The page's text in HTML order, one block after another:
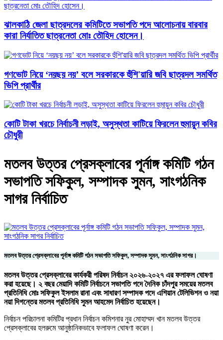
ঝালকাঠি জেলা ছাত্রদলের কমিটিতে সভাপতি পদে আলোচনায় বারবার
কারা নির্যাতিত ছাত্রনেতা মোঃ তৌহিদ হোসেন।
গণভোট নিয়ে ‘নয়ছয় নয়’ বলে সরকারকে হুঁশি'য়ারি জবি ছাত্রদল সমর্থিত
ভিপি প্রার্থীর
কোটি টাকা খরচে নির্বাচনী লড়াই, অসুস্থতা কাটিয়ে ফিরলেন হুমায়ুন কবির
চৌধুরী
মতলব উত্তর প্রেসক্লাবের পূর্নাঙ্গ কমিটি গঠন
সভাপতি সফিকুল, সম্পাদক সুমন, সাংগঠনিক
সাগর নির্বাচিত
মতলব উত্তর প্রেসক্লাবের পূর্নাঙ্গ কমিটি গঠন সভাপতি সফিকুল, সম্পাদক সুমন, সাংগঠনিক সাগর।
মতলব উত্তর প্রেসক্লাবের কার্যকরী পরিষদ নির্বাচন ২০২৬-২০২৭ এর ফলাফল ঘোষণা
করা হয়েছে। ২ বছর মেয়াদি কমিটি নির্বাচনে সভাপতি পদে দৈনিক চাঁদপুর সময়ের মতলব
প্রতিনিধি মোঃ সফিকুল ইসলাম রানা এবং সাধারণ সম্পাদক পদেএশিয়ান টেলিভিশন ও নয়া
নয়া দিগন্তের মতলব প্রতিনিধি সুমন আহমেদ নির্বাচিত হয়েছেন।
নির্বাচন পরিচালনা কমিটির প্রধান নির্বাচন কমিশনার নুর মোহাম্মদ খান মতলব উত্তর
প্রেসক্লাবের হলরুমে আনুষ্ঠানিকভাবে ফলাফল ঘোষণা করেন।